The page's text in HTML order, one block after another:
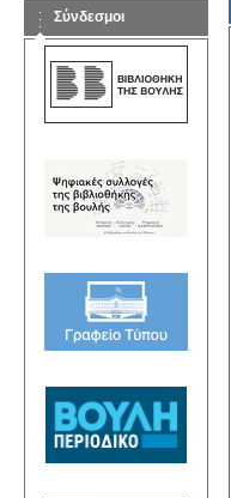
Σύνδεσμοι